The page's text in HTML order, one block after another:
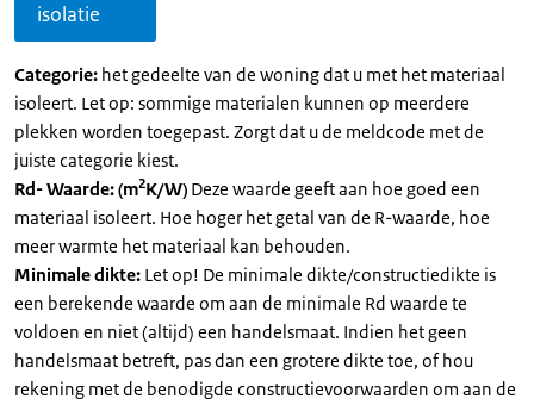
isolatie
Categorie: het gedeelte van de woning dat u met het materiaal
isoleert. Let op: sommige materialen kunnen op meerdere
plekken worden toegepast. Zorgt dat u de meldcode met de
juiste categorie kiest.
Rd- Waarde: (m2K/W) Deze waarde geeft aan hoe goed een
materiaal isoleert. Hoe hoger het getal van de R-waarde, hoe
meer warmte het materiaal kan behouden.
Minimale dikte: Let op! De minimale dikte/constructiedikte is
een berekende waarde om aan de minimale Rd waarde te
voldoen en niet (altijd) een handelsmaat. Indien het geen
handelsmaat betreft, pas dan een grotere dikte toe, of hou
rekening met de benodigde constructievoorwaarden om aan de